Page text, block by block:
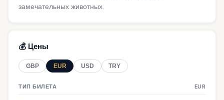
замечательных животных.
💰 Цены
GBP EUR USD TRY
ТИП БИЛЕТА EUR